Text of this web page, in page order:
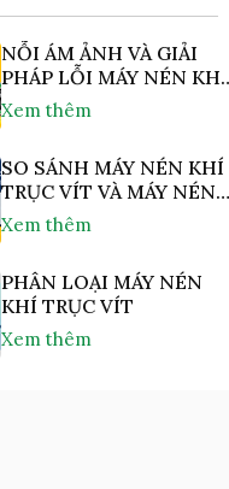
NỖI ÁM ẢNH VÀ GIẢI
PHÁP LỖI MÁY NÉN KHÍ
"NHIỆT ĐỘ CAO"
Xem thêm
SO SÁNH MÁY NÉN KHÍ
TRỤC VÍT VÀ MÁY NÉN
KHÍ PISTON
Xem thêm
PHÂN LOẠI MÁY NÉN
KHÍ TRỤC VÍT
Xem thêm